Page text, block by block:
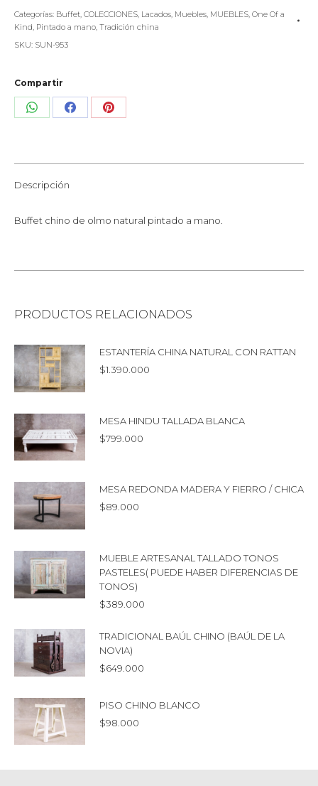
Categorías: Buffet, COLECCIONES, Lacados, Muebles, MUEBLES, One Of a
Kind, Pintado a mano, Tradición china
SKU: SUN-953
Compartir
Share Share Share
Descripción
Buffet chino de olmo natural pintado a mano.
PRODUCTOS RELACIONADOS
ESTANTERÍA CHINA NATURAL CON RATTAN
$1.390.000
MESA HINDU TALLADA BLANCA
$799.000
MESA REDONDA MADERA Y FIERRO / CHICA
$89.000
MUEBLE ARTESANAL TALLADO TONOS
PASTELES( PUEDE HABER DIFERENCIAS DE
TONOS)
$389.000
TRADICIONAL BAÚL CHINO (BAÚL DE LA
NOVIA)
$649.000
PISO CHINO BLANCO
$98.000